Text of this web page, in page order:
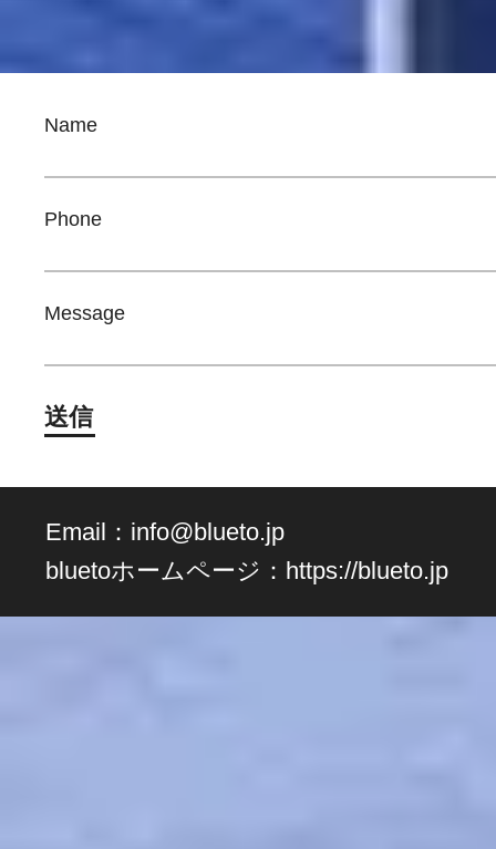
Name
Phone
Message
送信
Email： info@blueto.jp
bluetoホームページ： https://blueto.jp